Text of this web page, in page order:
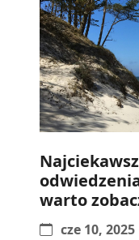
warto
cze 10, 2025